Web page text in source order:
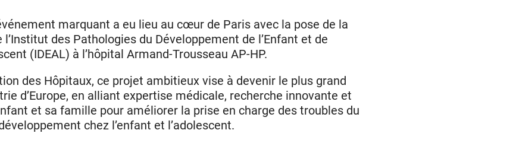
marquant a eu lieu au cœur de Paris avec la pose de la
des Pathologies du Développement de l’Enfant et de
(IDEAL) à l’hôpital Armand-Trousseau AP-HP.
des Hôpitaux, ce projet ambitieux vise à devenir le plus grand
d’Europe, en alliant expertise médicale, recherche innovante et
et sa famille pour améliorer la prise en charge des troubles du
chez l’enfant et l’adolescent.